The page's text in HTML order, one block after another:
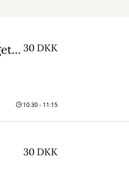
Børneteater: Storemyr og Lillemyr. Bjerget i skoven 30 DKK
10:30 - 11:15
30 DKK